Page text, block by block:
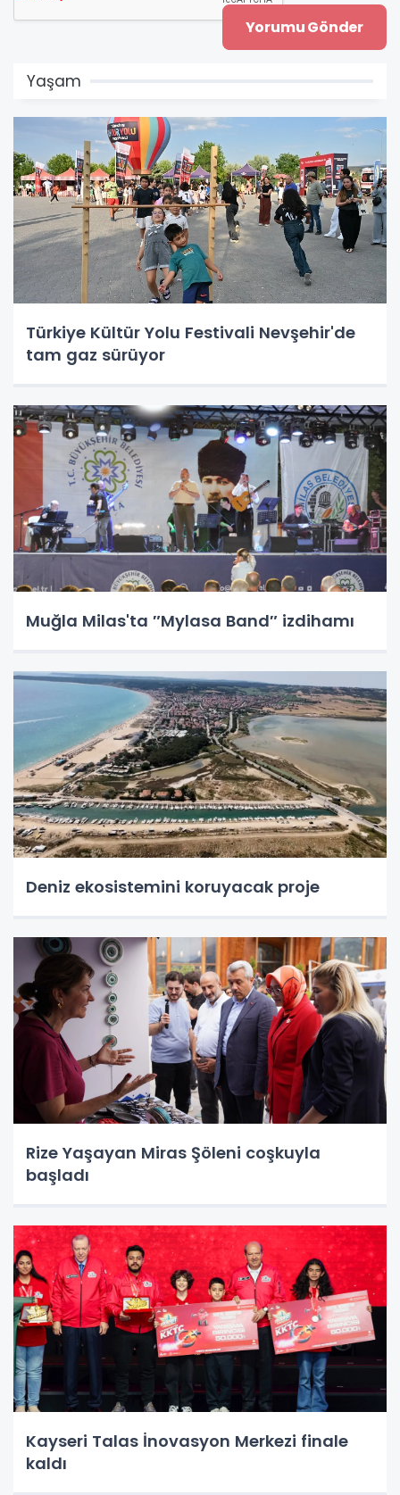
Yaşam
Türkiye Kültür Yolu Festivali Nevşehir'de
tam gaz sürüyor
Muğla Milas'ta ″Mylasa Band″ izdihamı
Deniz ekosistemini koruyacak proje
Rize Yaşayan Miras Şöleni coşkuyla
başladı
Kayseri Talas İnovasyon Merkezi finale
kaldı